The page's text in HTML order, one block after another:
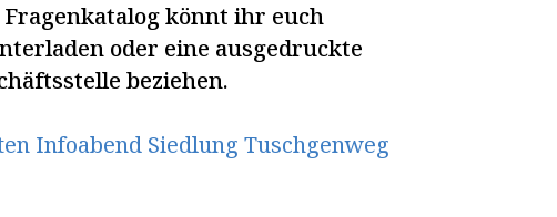
könnt ihr euch
oder eine ausgedruckte
beziehen.
Infoabend Siedlung Tuschgenweg